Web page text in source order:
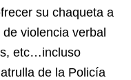
su chaqueta a
violencia verbal
etc…incluso
de la Policía